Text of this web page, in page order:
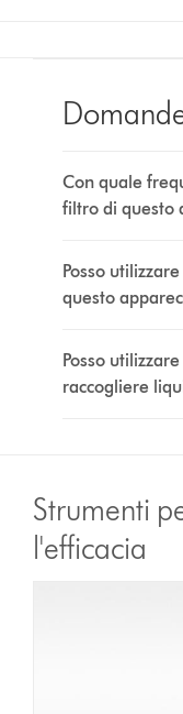
Con quale
filtro di questo
Posso
questo
Posso
raccogliere
Strumenti
l'efficacia